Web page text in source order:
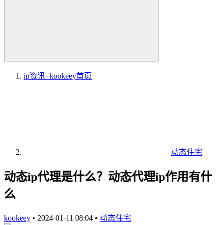
ip资讯- kookeey首页
动态住宅
动态ip代理是什么？动态代理ip作用有什
么
kookeey • 2024-01-11 08:04 • 动态住宅